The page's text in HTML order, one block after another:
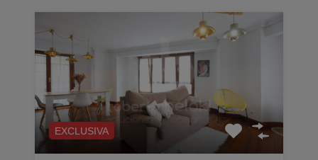
EXCLUSIVA